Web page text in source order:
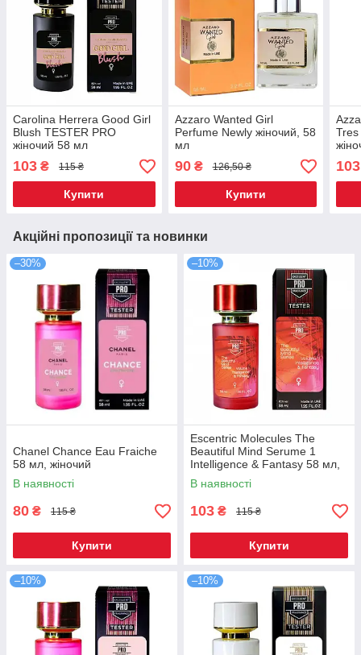
Carolina Herrera Good Girl
Blush TESTER PRO
жіночий 58 мл
103 ₴ 115 ₴
Купити
Azzaro Wanted Girl
Perfume Newly жіночий, 58
мл
90₴ 126,50 ₴
Купити
103
Акційні пропозиції та новинки
–30%
Chanel Chance Eau Fraiche
58 мл, жіночий
В наявності
80 ₴ 115 ₴
Купити
–10%
Escentric Molecules The
Beautiful Mind Serume 1
Intelligence & Fantasy 58 мл,
жіночий
В наявності
103 ₴ 115 ₴
Купити
–10% –10%